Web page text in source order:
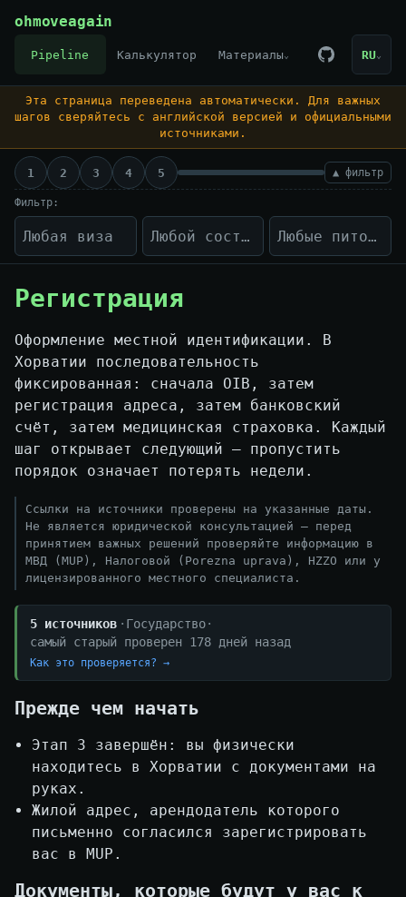
ohmoveagain
Pipeline Калькулятор Материалы⌄ RU⌄
Эта страница переведена автоматически. Для важных
шагов сверяйтесь с английской версией и официальными
источниками.
1 2 3 4 5 ▲ фильтр
Фильтр:
Регистрация
Оформление местной идентификации. В
Хорватии последовательность
фиксированная: сначала OIB, затем
регистрация адреса, затем банковский
счёт, затем медицинская страховка. Каждый
шаг открывает следующий — пропустить
порядок означает потерять недели.
Ссылки на источники проверены на указанные даты.
Не является юридической консультацией — перед
принятием важных решений проверяйте информацию в
МВД (MUP), Налоговой (Porezna uprava), HZZO или у
лицензированного местного специалиста.
5 источников · Государство·
самый старый проверен 178 дней назад
Как это проверяется? →
Прежде чем начать
Этап 3 завершён: вы физически
находитесь в Хорватии с документами на
руках.
Жилой адрес, арендодатель которого
письменно согласился зарегистрировать
вас в MUP.
Документы, которые будут у вас к